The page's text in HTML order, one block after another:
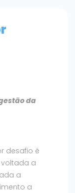
da
desafio é
a
a
a